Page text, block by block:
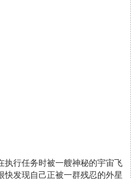
行任务时被一艘神秘的宇宙飞
快发现自己正被一群残忍的外星